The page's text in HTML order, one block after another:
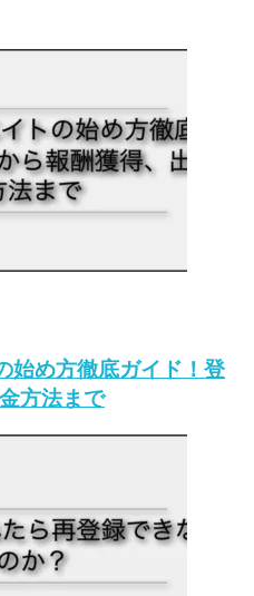
始め方徹底ガイド！登
方法まで